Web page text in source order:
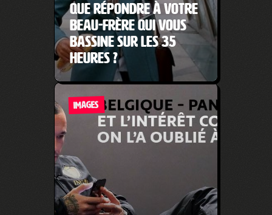
Que répondre à votre
beau-frère qui vous
bassine sur les 35
heures ?
IMAGES